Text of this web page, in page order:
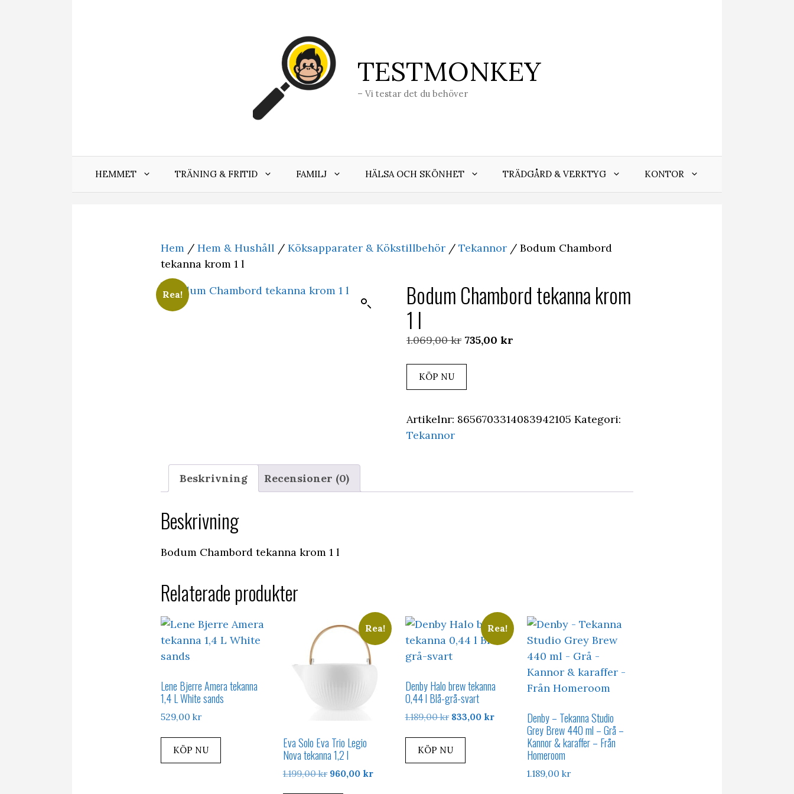
TESTMONKEY
– Vi testar det du behöver
HEMMET TRÄNING & FRITID FAMILJ HÄLSA OCH SKÖNHET TRÄDGÅRD & VERKTYG KONTOR
Hem / Hem & Hushåll / Köksapparater & Kökstillbehör / Tekannor / Bodum Chambord
tekanna krom 1 l
Rea!
Bodum Chambord tekanna krom
1 l
1.069,00kr Det
var:
735,00 kr
KÖP NU
Artikelnr: 8656703314083942105 Kategori:
Tekannor
Beskrivning Recensioner (0)
Beskrivning
Bodum Chambord tekanna krom 1 l
Relaterade produkter
Lene Bjerre Amera tekanna
1,4 L White sands
529,00 kr
KÖP NU
Rea!
Eva Solo Eva Trio Legio
Nova tekanna 1,2 l
1.199,00kr Det
960,00 krDet
Rea!
Denby Halo brew tekanna
0,44 l Blå-grå-svart
1.189,00kr Det
var:
833,00 krDet
nuvarande
833,00 kr.
KÖP NU
Denby – Tekanna Studio
Grey Brew 440 ml – Grå –
Kannor & karaffer – Från
Homeroom
1.189,00kr